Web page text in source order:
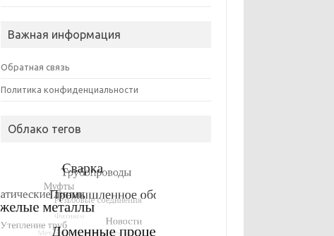
Важная информация
Обратная связь
Политика конфиденциальности
Облако тегов